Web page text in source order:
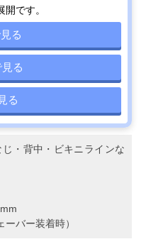
です。
る
る
る
・背中・ビキニラインな
バー装着時）